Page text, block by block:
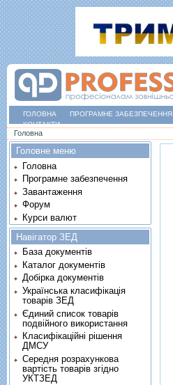
ГОЛОВНА ПРОГРАМНЕ ЗАБЕЗПЕЧЕННЯ
КОНТАКТИ
Ви є тут
Головна
Головне меню
Головна
Програмне забезпечення
Завантаження
Форум
Курси валют
Навігатор ЗЕД
База документів
Каталог документів
Добірка документів
Українська класифікація
товарів ЗЕД
Єдиний список товарів
подвійного використання
Класифікаційні рішення
ДМСУ
Середня розрахункова
вартість товарів згідно
УКТЗЕД